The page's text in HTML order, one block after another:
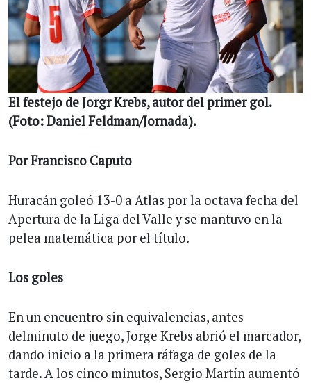
El festejo de Jorgr Krebs, autor del primer gol.
(Foto: Daniel Feldman/Jornada).
Por Francisco Caputo
Huracán goleó 13-0 a Atlas por la octava fecha del
Apertura de la Liga del Valle y se mantuvo en la
pelea matemática por el título.
Los goles
En un encuentro sin equivalencias, antes
delminuto de juego, Jorge Krebs abrió el marcador,
dando inicio a la primera ráfaga de goles de la
tarde. A los cinco minutos, Sergio Martín aumentó